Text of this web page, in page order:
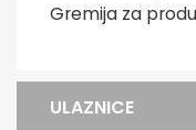
Gremija za
ULAZNICE